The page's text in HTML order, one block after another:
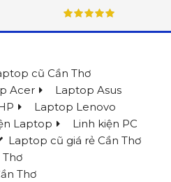
cũ Cần Thơ
Acer
Laptop Asus
Laptop Lenovo
Laptop
Linh kiện PC
Laptop cũ giá rẻ Cần Thơ
Thơ